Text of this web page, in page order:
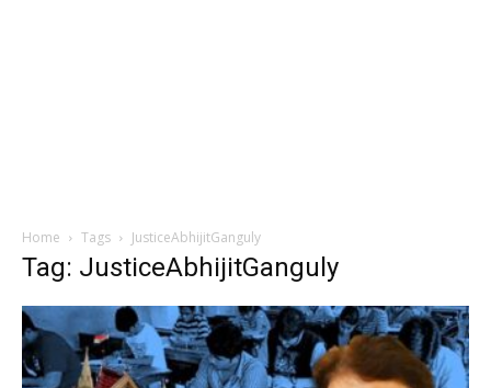
Home Tags JusticeAbhijitGanguly
Tag: JusticeAbhijitGanguly